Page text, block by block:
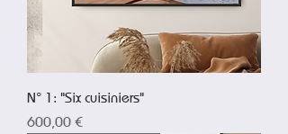
N° 1: "Six cuisiniers"
Prix
600,00 €